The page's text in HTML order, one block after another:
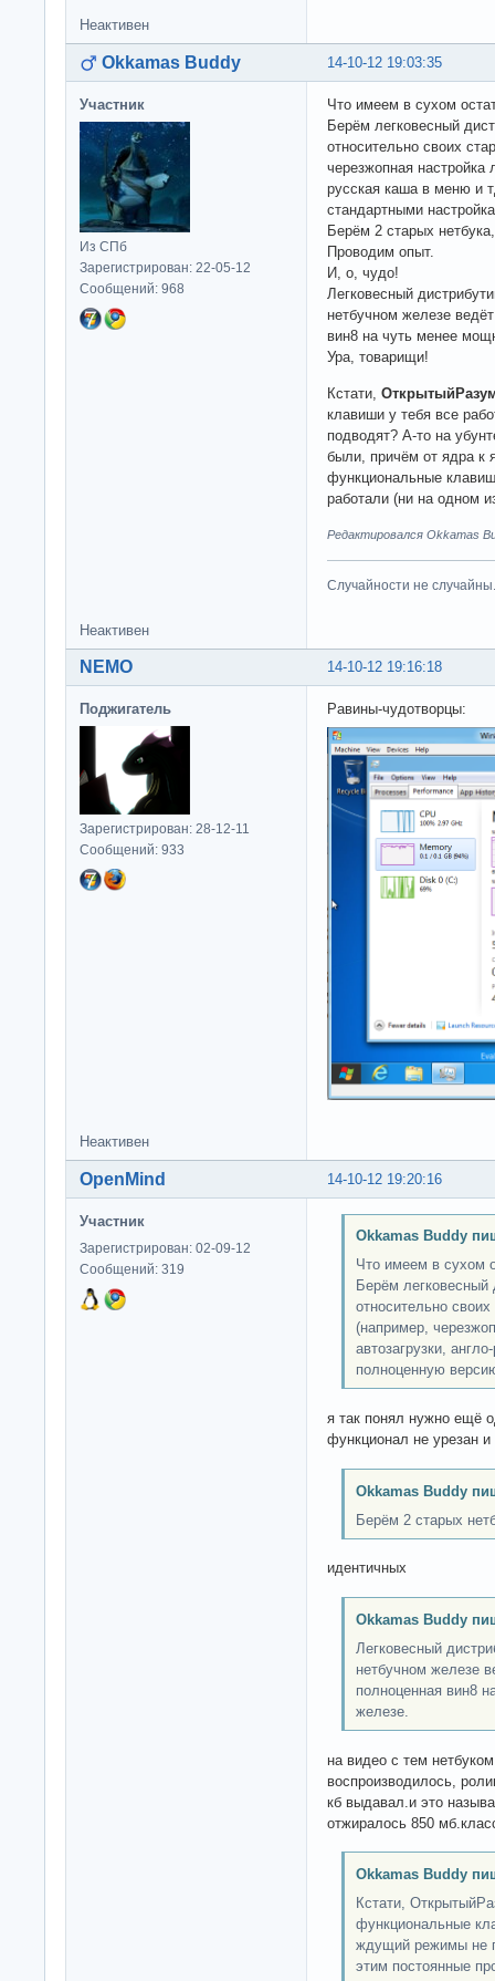
Неактивен
14-10-12 19:03:35
Okkamas Buddy
Участник
Из СПб
Зарегистрирован: 22-05-12
Сообщений: 968
Что имеем в сухом
Берём легковесный
относительно своих
черезжопная настройка
русская каша в меню и
стандартными
Берём 2 старых
Проводим опыт.
И, о, чудо!
Легковесный
нетбучном железе
вин8 на чуть менее
Ура, товарищи!
Кстати,
клавиши у тебя все
подводят? А-то на
были, причём от ядра к
функциональные
работали (ни на одном
Редактировался Okkamas
Случайности не случайны.
Неактивен
14-10-12 19:16:18
NEMO
Поджигатель
Зарегистрирован: 28-12-11
Сообщений: 933
Равины-чудотворцы:
Неактивен
14-10-12 19:20:16
OpenMind
Участник
Зарегистрирован: 02-09-12
Сообщений: 319
Okkamas Buddy
Что имеем в сухом
Берём легковесный
относительно
(например,
автозагрузки,
полноценную
я так понял нужно ещё
функционал не урезан
Okkamas Buddy
Берём 2 старых
идентичных
Okkamas Buddy
Легковесный
нетбучном железе
полноценная вин8
железе.
на видео с тем
воспроизводилось,
кб выдавал.и это
отжиралось 850
Okkamas Buddy
Кстати,
функциональные
ждущий режимы не
этим постоянные